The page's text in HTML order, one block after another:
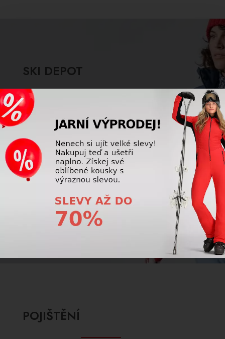
SKI DEPOT
Poškodila se Vám výstroj kvůli nedostatečnému
ošetření po použití? Máme pro Vás řešení,
které Vám ušetří spoustu peněz a problémů.
ZOBRAZIT VÍCE
POJIŠTĚNÍ